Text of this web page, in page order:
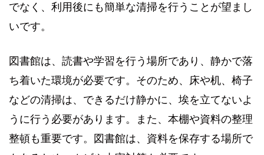
でなく、利用後にも簡単な清掃を行うことが望まし
いです。
図書館は、読書や学習を行う場所であり、静かで落
ち着いた環境が必要です。そのため、床や机、椅子
などの清掃は、できるだけ静かに、埃を立てないよ
うに行う必要があります。また、本棚や資料の整理
整頓も重要です。図書館は、資料を保存する場所で